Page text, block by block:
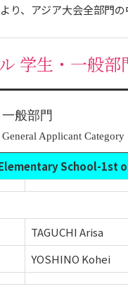
、アジア大会全部門の
学生・一般部
般部門
Applicant Category
School-1st
TAGUCHI Arisa
YOSHINO Kohei